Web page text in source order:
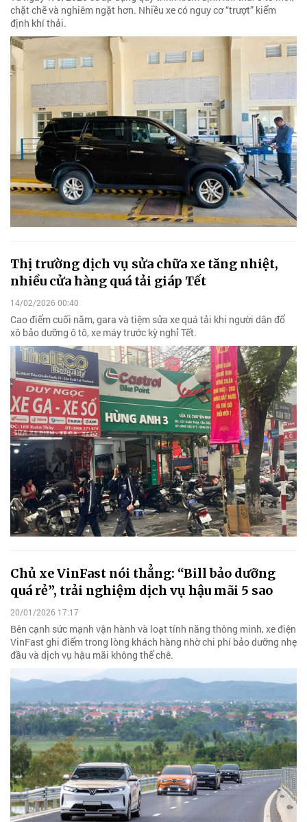
chặt chẽ và nghiêm ngặt hơn. Nhiều xe có nguy cơ “trượt” kiểm
định khí thải.
Thị trường dịch vụ sửa chữa xe tăng nhiệt,
nhiều cửa hàng quá tải giáp Tết
14/02/2026 00:40
Cao điểm cuối năm, gara và tiệm sửa xe quá tải khi người dân đổ
xô bảo dưỡng ô tô, xe máy trước kỳ nghỉ Tết.
Chủ xe VinFast nói thẳng: “Bill bảo dưỡng
quá rẻ”, trải nghiệm dịch vụ hậu mãi 5 sao
20/01/2026 17:17
Bên cạnh sức mạnh vận hành và loạt tính năng thông minh, xe điện
VinFast ghi điểm trong lòng khách hàng nhờ chi phí bảo dưỡng nhẹ
đầu và dịch vụ hậu mãi không thể chê.